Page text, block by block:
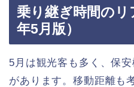
乗り継ぎ時間の
年5月版）
5月は観光客も多く、保
があります。移動距離も